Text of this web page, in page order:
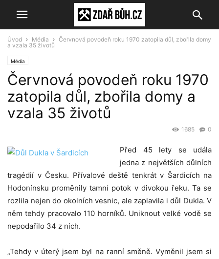
Úvod Média
Červnová povodeň roku 1970 zatopila důl, zbořila domy
a vzala 35 životů
Média
Červnová povodeň roku 1970
zatopila důl, zbořila domy a
vzala 35 životů
0
1685
Před 45 lety se udála
jedna z největších důlních
tragédií v Česku. Přívalové deště tenkrát v Šardicích na
Hodonínsku proměnily tamní potok v divokou řeku. Ta se
rozlila nejen do okolních vesnic, ale zaplavila i důl Dukla. V
něm tehdy pracovalo 110 horníků. Uniknout velké vodě se
nepodařilo 34 z nich.
„Tehdy v úterý jsem byl na ranní směně. Vyměnil jsem si